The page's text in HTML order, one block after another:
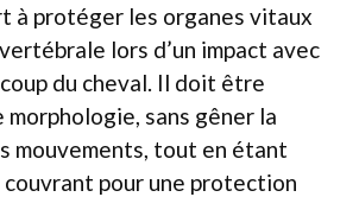
à protéger les organes vitaux
lors d’un impact avec
coup du cheval. Il doit être
sans gêner la
mouvements, tout en étant
pour une protection